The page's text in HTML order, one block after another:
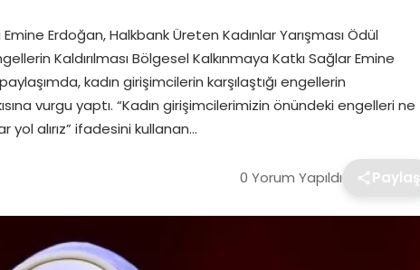
Erdoğan, Halkbank Üreten Kadınlar Yarışması Ödül
Kaldırılması Bölgesel Kalkınmaya Katkı Sağlar Emine
kadın girişimcilerin karşılaştığı engellerin
vurgu yaptı. “Kadın girişimcilerimizin önündeki engelleri ne
yol alırız” ifadesini kullanan…
0 Yorum Yapıldı Paylaş